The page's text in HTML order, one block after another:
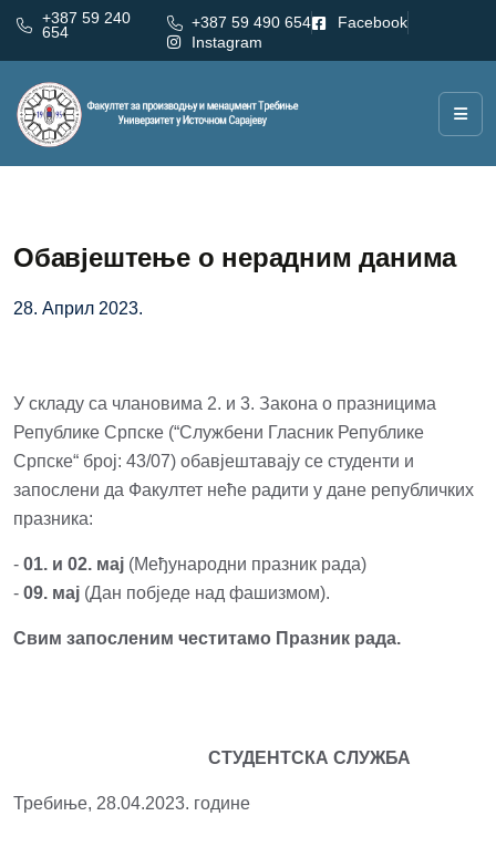
+387 59 240
654
+387 59 490 654
Facebook
Instagram
Обавјештење о нерадним данима
28. Април 2023.
У складу са члановима 2. и 3. Закона о празницима
Републике Српске (“Службени Гласник Републике
Српске“ број: 43/07) обавјештавају се студенти и
запослени да Факултет неће радити у дане републичких
празника:
‐ 01. и 02. мај (Mеђународни празник рада)
‐ 09. мај (Дан побједе над фашизмом).
Свим запосленим честитамо Празник рада.
СТУДЕНТСКА СЛУЖБА
Требиње, 28.04.2023. године